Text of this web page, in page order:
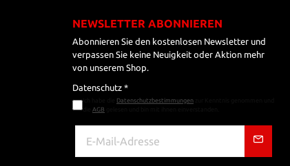
NEWSLETTER ABONNIEREN
Abonnieren Sie den kostenlosen Newsletter und
verpassen Sie keine Neuigkeit oder Aktion mehr
von unserem Shop.
Datenschutz *
Datenschutzbestimmungen
AGB